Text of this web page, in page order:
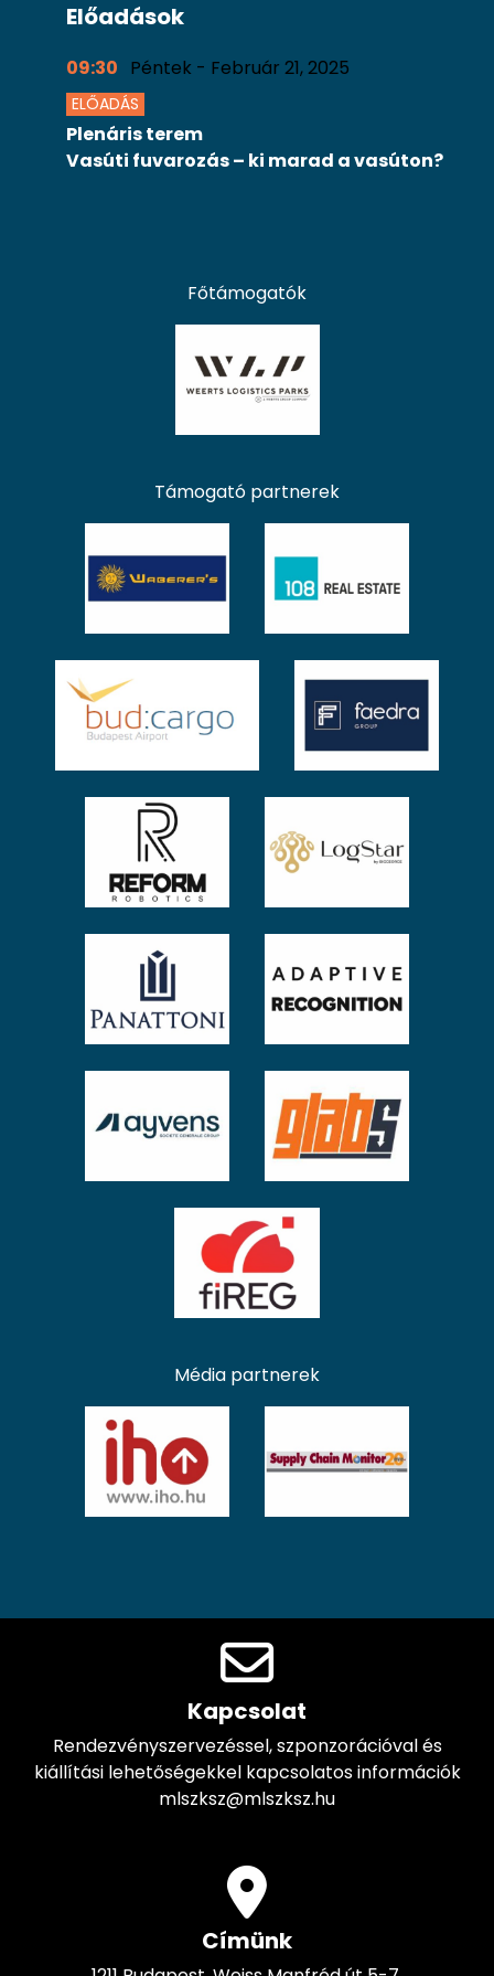
Előadások
09:30 Péntek - Február 21, 2025
ELŐADÁS
Plenáris terem
Vasúti fuvarozás – ki marad a vasúton?
Főtámogatók
Támogató partnerek
Média partnerek
Kapcsolat
Rendezvényszervezéssel, szponzorációval és
kiállítási lehetőségekkel kapcsolatos információk
mlszksz@mlszksz.hu
Címünk